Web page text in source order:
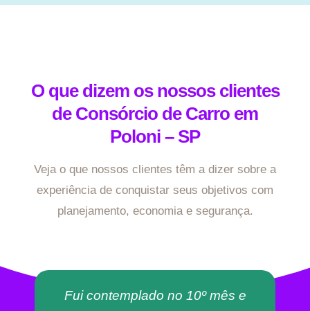
O que dizem os nossos clientes
de Consórcio de Carro em
Poloni – SP
Veja o que nossos clientes têm a dizer sobre a
experiência de conquistar seus objetivos com
planejamento, economia e segurança.
Fui contemplado no 10º mês e